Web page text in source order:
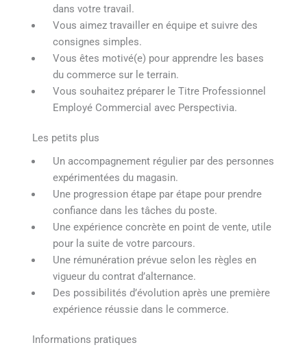
dans votre travail.
Vous aimez travailler en équipe et suivre des
consignes simples.
Vous êtes motivé(e) pour apprendre les bases
du commerce sur le terrain.
Vous souhaitez préparer le Titre Professionnel
Employé Commercial avec Perspectivia.
Les petits plus
Un accompagnement régulier par des personnes
expérimentées du magasin.
Une progression étape par étape pour prendre
confiance dans les tâches du poste.
Une expérience concrète en point de vente, utile
pour la suite de votre parcours.
Une rémunération prévue selon les règles en
vigueur du contrat d’alternance.
Des possibilités d’évolution après une première
expérience réussie dans le commerce.
Informations pratiques